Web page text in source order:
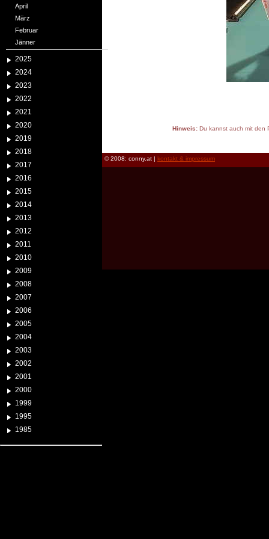
April
März
Februar
Jänner
2025
2024
2023
2022
2021
2020
2019
2018
2017
2016
2015
2014
2013
2012
2011
2010
2009
2008
2007
2006
2005
2004
2003
2002
2001
2000
1999
1995
1985
Hinweis:Du kannst auch mit den
© 2008: conny.at | kontakt & impressum